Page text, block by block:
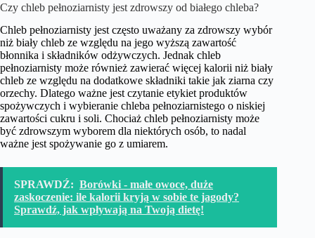
Czy chleb pełnoziarnisty jest zdrowszy od białego chleba?
Chleb pełnoziarnisty jest często uważany za zdrowszy wybór
niż biały chleb ze względu na jego wyższą zawartość
błonnika i składników odżywczych. Jednak chleb
pełnoziarnisty może również zawierać więcej kalorii niż biały
chleb ze względu na dodatkowe składniki takie jak ziarna czy
orzechy. Dlatego ważne jest czytanie etykiet produktów
spożywczych i wybieranie chleba pełnoziarnistego o niskiej
zawartości cukru i soli. Chociaż chleb pełnoziarnisty może
być zdrowszym wyborem dla niektórych osób, to nadal
ważne jest spożywanie go z umiarem.
SPRAWDŹ: Borówki - małe owoce, duże
zaskoczenie: ile kalorii kryją w sobie te jagody?
Sprawdź, jak wpływają na Twoją dietę!